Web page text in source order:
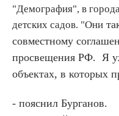
"Демография", в
детских садов. "Они
совместному
просвещения РФ. Я
объектах, в которых
- пояснил Бурганов.